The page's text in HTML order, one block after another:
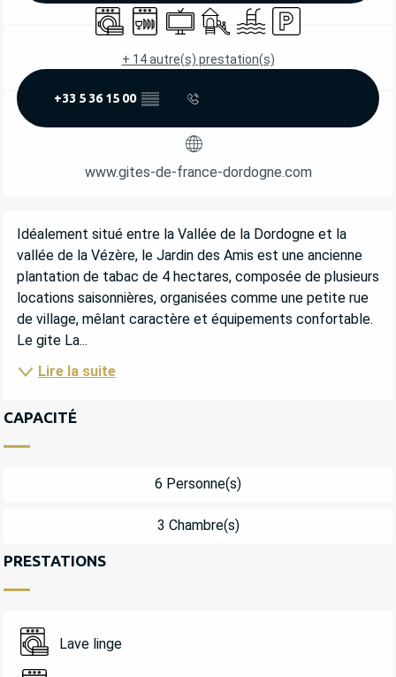
Lave lingeLave vaisselle
TélévisionJeux pour enfants / Espace
PiscineParking
+ 14 autre(s) prestation(s)
+33 5 36 15 00 ▒▒
www.gites-de-france-dordogne.com
DESCRIPTION
Idéalement situé entre la Vallée de la Dordogne et la
vallée de la Vézère, le Jardin des Amis est une ancienne
plantation de tabac de 4 hectares, composée de plusieurs
locations saisonnières, organisées comme une petite rue
de village, mêlant caractère et équipements confortable.
Le gite La...
Lire la suite
CAPACITÉ
6 Personne(s)
3 Chambre(s)
PRESTATIONS
Lave linge